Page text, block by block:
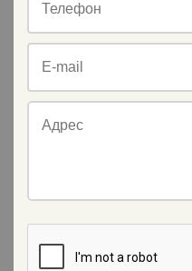
Телефон
E-mail
Адрес